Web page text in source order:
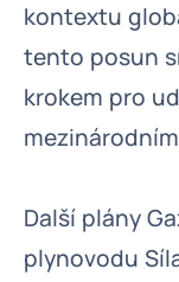
kontextu
tento posun
krokem pro
Další plány
plynovodu